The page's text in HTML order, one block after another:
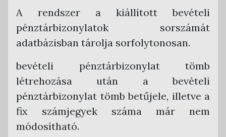
Egyéb számlafajták kiállítása
Billzone.eu számlakép
Követeléskezelés
Jogelőd számláinak kezelése
Piszkozat funkció
Számla kiállítása piszkozatból
Piszkozat módosítása, törlése
Fizetési információk rögzítése
Számlák kifizetése
Kiegyenlítések kezelése
Bejövő számlák
Bejövő számla feltöltése
Bejövő számlák listája
Bejövő számla automatikus befogadása
Pénztárbizonylatok
Bevételi pénztárbizonylat funkció
Kiadási pénztárbizonylat funkció
Ügyletek
Statisztikák
A rendszer a kiállított bevételi
pénztárbizonylatok sorszámát
adatbázisban tárolja sorfolytonosan.
bevételi pénztárbizonylat tömb
létrehozása után a bevételi
pénztárbizonylat tömb betűjele, illetve a
fix számjegyek száma már nem
módosítható.